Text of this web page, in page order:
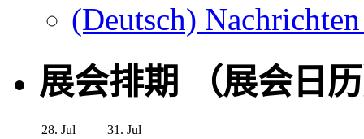
(Deutsch)
展会排期 （展会日
28. Jul
31. Jul